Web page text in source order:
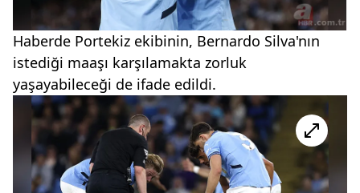
Haberde Portekiz ekibinin, Bernardo Silva'nın
istediği maaşı karşılamakta zorluk
yaşayabileceği de ifade edildi.